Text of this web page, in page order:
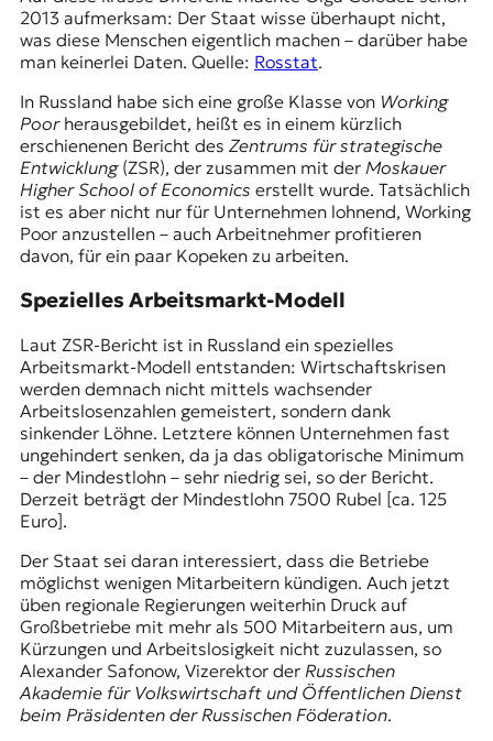
k
o
m
e
t
e
n
z
z
u
O
t
u
r
o
p
a
2013 aufmerksam: Der Staat wisse überhaupt nicht,
was diese Menschen eigentlich machen – darüber habe
man keinerlei Daten. Quelle: Rosstat.
In Russland habe sich eine große Klasse von Working
Poorherausgebildet, heißt es in einem kürzlich
erschienenen Bericht des Zentrums für strategische
Entwicklung(ZSR), der zusammen mit der Moskauer
Higher School of Economics erstellt wurde. Tatsächlich
ist es aber nicht nur für Unternehmen lohnend, Working
Poor anzustellen – auch Arbeitnehmer profitieren
davon, für ein paar Kopeken zu arbeiten.
Spezielles Arbeitsmarkt-Modell
Laut ZSR-Bericht ist in Russland ein spezielles
Arbeitsmarkt-Modell entstanden: Wirtschaftskrisen
werden demnach nicht mittels wachsender
Arbeitslosenzahlen gemeistert, sondern dank
sinkender Löhne. Letztere können Unternehmen fast
ungehindert senken, da ja das obligatorische Minimum
– der Mindestlohn– sehr niedrig sei, so der Bericht.
Derzeit beträgt der Mindestlohn 7500 Rubel [ca. 125
Euro].
Der Staat sei daran interessiert, dass die Betriebe
möglichst wenigen Mitarbeitern kündigen. Auch jetzt
üben regionale Regierungen weiterhin Druck auf
Großbetriebe mit mehr als 500 Mitarbeitern aus, um
Kürzungen und Arbeitslosigkeit nicht zuzulassen, so
Alexander Safonow, Vizerektor der Russischen
Akademie für Volkswirtschaft und Öffentlichen Dienst
beim Präsidenten der Russischen Föderation.